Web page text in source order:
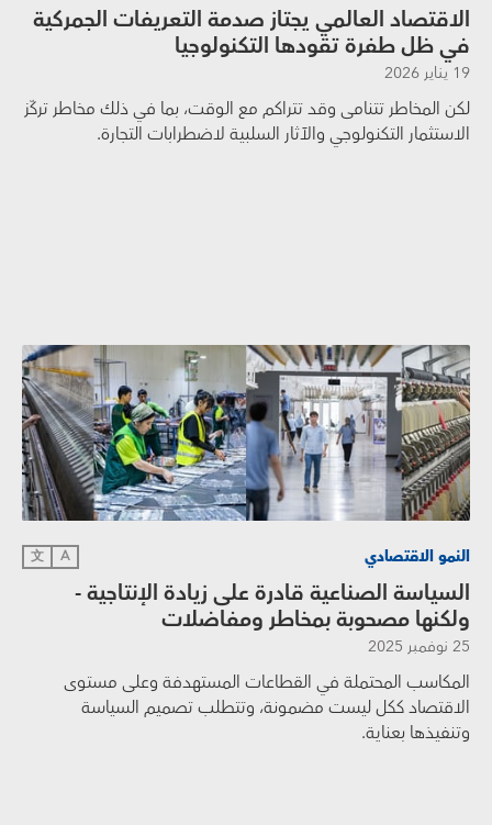
الاقتصاد العالمي يجتاز صدمة التعريفات الجمركية
في ظل طفرة تقودها التكنولوجيا
19 يناير 2026
لكن المخاطر تتنامى وقد تتراكم مع الوقت، بما في ذلك مخاطر تركّز
الاستثمار التكنولوجي والآثار السلبية لاضطرابات التجارة.
النمو الاقتصادي A
文
السياسة الصناعية قادرة على زيادة الإنتاجية -
ولكنها مصحوبة بمخاطر ومفاضلات
25 نوفمبر 2025
المكاسب المحتملة في القطاعات المستهدفة وعلى مستوى
الاقتصاد ككل ليست مضمونة، وتتطلب تصميم السياسة
وتنفيذها بعناية.